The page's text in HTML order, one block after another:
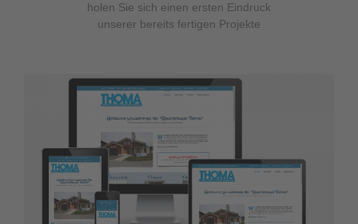
holen Sie sich einen ersten Eindruck
unserer bereits fertigen Projekte